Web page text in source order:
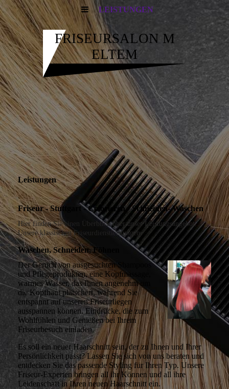
LEISTUNGEN
FRISEURSALON M
ELTEM
Leistungen
Friseur - Stuttgart - Colorieren - Schneiden- Waschen
Hier finden Sie einen Überblick über unser Leistungsangebot.
Unsere klassischen Friseurdienstleistungen:
Waschen, Schneiden, Föhnen
Der Geruch von ausgesuchten Shampoos
und Pflegeprodukten, eine Kopfmassage,
warmes Wasser, das Ihnen angenehm um
die Kopfhaut plätschert, während Sie
entspannt auf unseren Friseurliegen
ausspannen können. Eindrücke, die zum
Wohlfühlen und Genießen bei Ihrem
Friseurbesuch einladen.
Es soll ein neuer Haarschnitt sein, der zu Ihnen und Ihrer
Persönlichkeit passt? Lassen Sie sich von uns beraten und
entdecken Sie das passende Styling für Ihren Typ. Unsere
Friseur-Experten bringen all ihr Können und all ihre
Leidenschaft in Ihren neuen Haarschnitt ein.